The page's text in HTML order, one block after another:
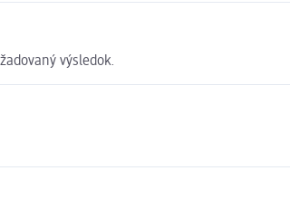
výsledok.